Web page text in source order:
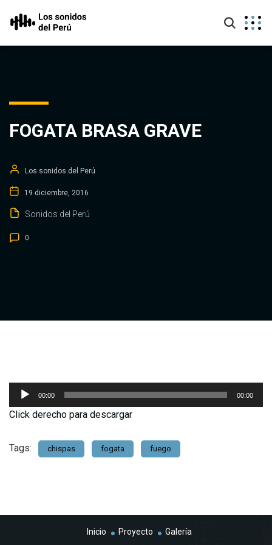
FOGATA BRASA GRAVE
Los sonidos del Perú
19 diciembre, 2016
Sonidos del Perú
0
Reproductor
de
audio
00:00 00:00
Click derecho para descargar
Tags: chispas fogata fuego
Inicio Proyecto Galería